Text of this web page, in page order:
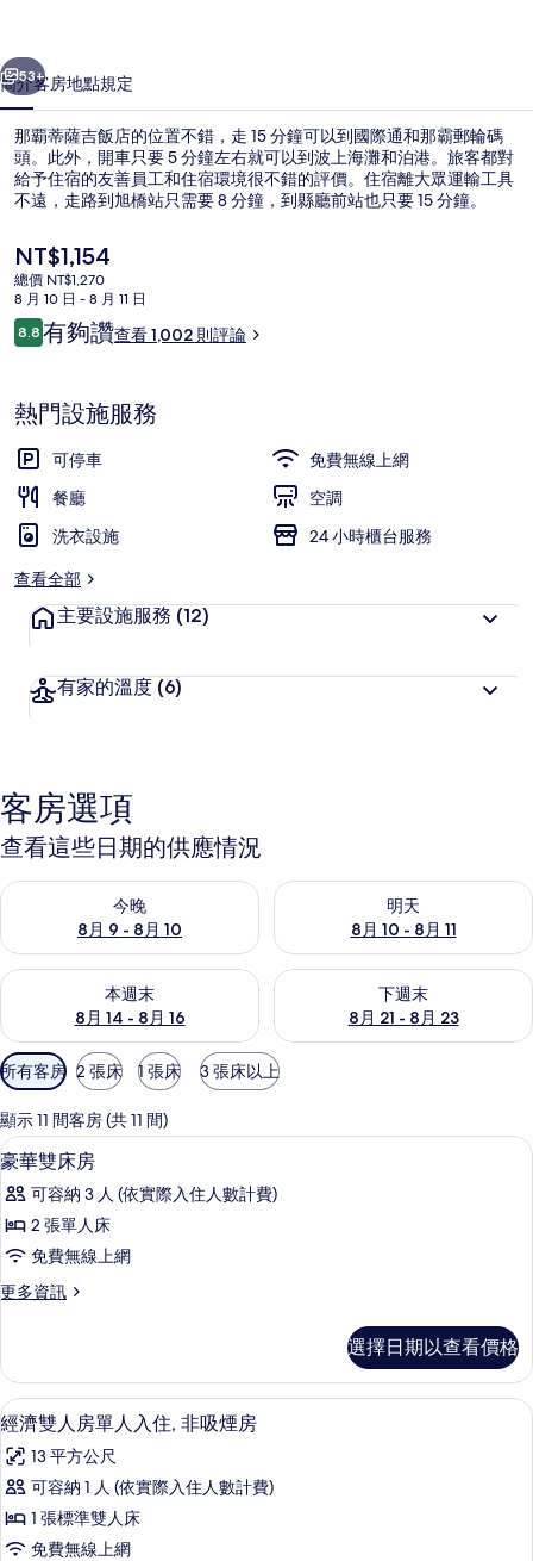
的
相
片
集
個 下一個
53+
簡介客房地點規定
那覇蒂薩吉飯店的位置不錯，走 15 分鐘可以到國際通和那霸郵輪碼
頭。此外，開車只要 5 分鐘左右就可以到波上海灘和泊港。旅客都對
給予住宿的友善員工和住宿環境很不錯的評價。住宿離大眾運輸工具
不遠，走路到旭橋站只需要 8 分鐘，到縣廳前站也只要 15 分鐘。
目
前
的
價
格
NT$1,154
總價 NT$1,270
8 月 10 日 - 8 月 11 日
評
論
8.88.8 分，滿分 10 分，
有夠讚查看 1,002 則評論
熱門設施服務
可停車
免費無線上網
餐廳
空調
洗衣設施
24 小時櫃台服務
查看全部
主要設施服務 (12)
有家的溫度 (6)
客房選項
查看這些日期的供應情況
今晚
8月 9 - 8月 10
查看今晚 (8月 9 - 8月 10) 的供應情況
明天
8月 10 - 8月 11
查看明天 (8月 10 - 8月 11) 的
本週末
8月 14 - 8月 16
查看本週末 (8月 14 - 8月 16) 的供應情況
下週末
8月 21 - 8月 23
查看下週末 (8月 21 - 8月 23)
可
用
的
客
房
篩
選
條
所有客房 2 張床 1 張床 3 張床以上
顯示 11 間客房 (共 11 間)
顯
示
豪
華
床
的
所
有
相
片
客房內保險箱、遮光布/窗簾、熨斗/
4
豪華雙床房
可容納 3 人 (依實際入住人數計費)
2 張單人床
免費無線上網
更多資訊
更
雙
床
房
詳
情
選擇日期以查看價格
顯
示
經
濟
雙
客房內保險箱、遮光布/窗簾、熨斗/
7
經濟雙人房單人入住, 非吸煙房
13 平方公尺
可容納 1 人 (依實際入住人數計費)
1 張標準雙人床
免費無線上網